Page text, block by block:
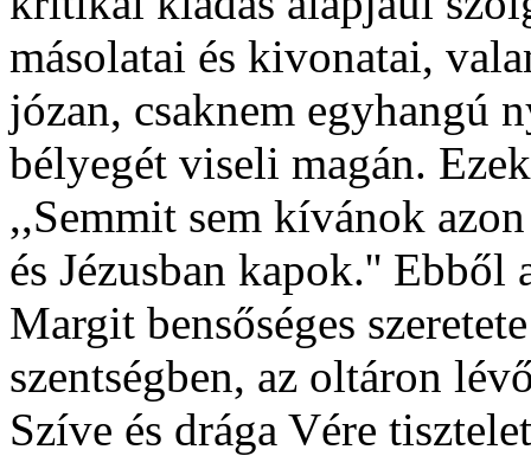
másolatai és kivonatai,
józan, csaknem egyhangú
bélyegét viseli magán.
,,Semmit sem kívánok
és Jézusban kapok.''
Margit bensőséges
szentségben, az oltáron
Szíve és drága Vére